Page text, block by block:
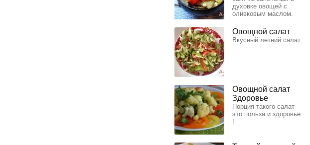
духовке овощей с
оливковым маслом.
Овощной салат
Вкусный летний салат
Овощной салат
Здоровье
Порция такого салат
это польза и здоровье
!